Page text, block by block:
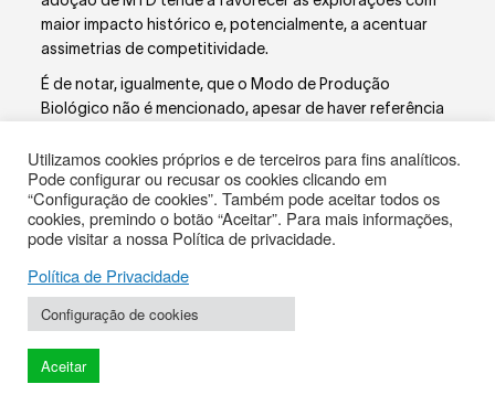
maior impacto histórico e, potencialmente, a acentuar
assimetrias de competitividade.
É de notar, igualmente, que o Modo de Produção
Biológico não é mencionado, apesar de haver referência
exigente do ponto de vista da implementação de
práticas.
Estas considerações devem serintegradas nas medidas
adicionais do Pacote 1.
A proposta de PNCPA reconhece que, quanto às
emissões de amoníaco, o principal fator é o aumento do
efetivo avícola, o que levanta a questão do porquê não
terem sido analisadas medidas no sentido de limitar
incentivos à continuação desse crescimento. A análise
Utilizamos cookies próprios e de terceiros para fins analíticos.
Pode configurar ou recusar os cookies clicando em
“Configuração de cookies”. Também pode aceitar todos os
cookies, premindo o botão “Aceitar”. Para mais informações,
pode visitar a nossa Política de privacidade.
Política de Privacidade
Configuração de cookies
Aceitar